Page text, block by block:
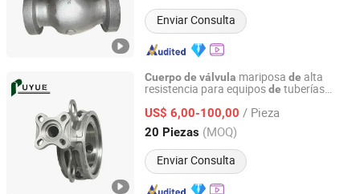
Enviar Consulta
Cuerpode válvula mariposa de alta
resistencia para equiposde tuberías
US$ 6,00-100,00 / Pieza
20 Piezas (MOQ)
Enviar Consulta
Shenyang Puyue Enterprise Co., Ltd.
Liaoning, China Desde 2026